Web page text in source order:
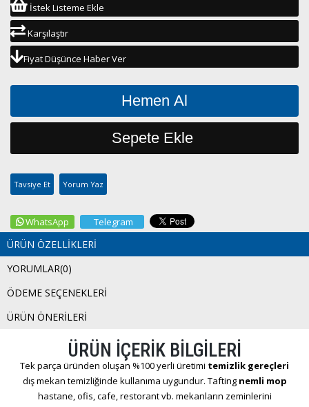
İstek Listeme Ekle
Karşılaştır
Fiyat Düşünce Haber Ver
Tavsiye Et Yorum Yaz
WhatsApp Telegram
ÜRÜN ÖZELLIKLERI
YORUMLAR(0)
ÖDEME SEÇENEKLERI
ÜRÜN ÖNERILERI
ÜRÜN İÇERİK BİLGİLERİ
Tek parça üründen oluşan %100 yerli üretimi temizlik gereçleri
dış mekan temizliğinde kullanıma uygundur. Tafting nemli mop
hastane, ofis, cafe, restorant vb. mekanların zeminlerini